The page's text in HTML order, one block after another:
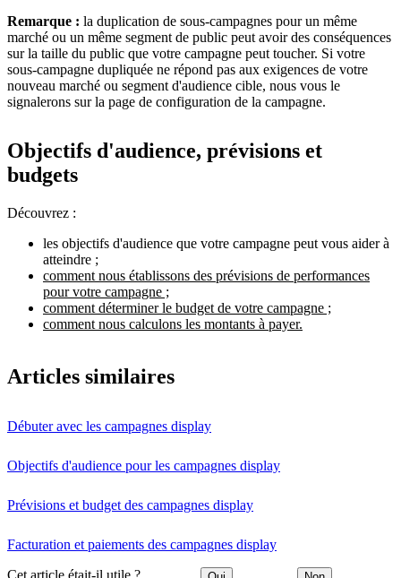
Remarque : la duplication de sous-campagnes pour un même
marché ou un même segment de public peut avoir des conséquences
sur la taille du public que votre campagne peut toucher. Si votre
sous-campagne dupliquée ne répond pas aux exigences de votre
nouveau marché ou segment d'audience cible, nous vous le
signalerons sur la page de configuration de la campagne.
Objectifs d'audience, prévisions et
budgets
Découvrez :
les objectifs d'audience que votre campagne peut vous aider à
atteindre ;
comment nous établissons des prévisions de performances
pour votre campagne ;
comment déterminer le budget de votre campagne ;
comment nous calculons les montants à payer.
Articles similaires
Débuter avec les campagnes display
Objectifs d'audience pour les campagnes display
Prévisions et budget des campagnes display
Facturation et paiements des campagnes display
Cet article était-il utile ?